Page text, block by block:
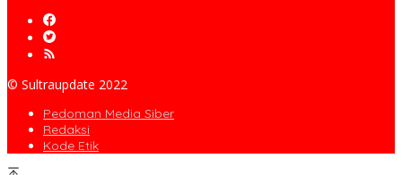
© Sultraupdate 2022
Pedoman Media Siber
Redaksi
Kode Etik